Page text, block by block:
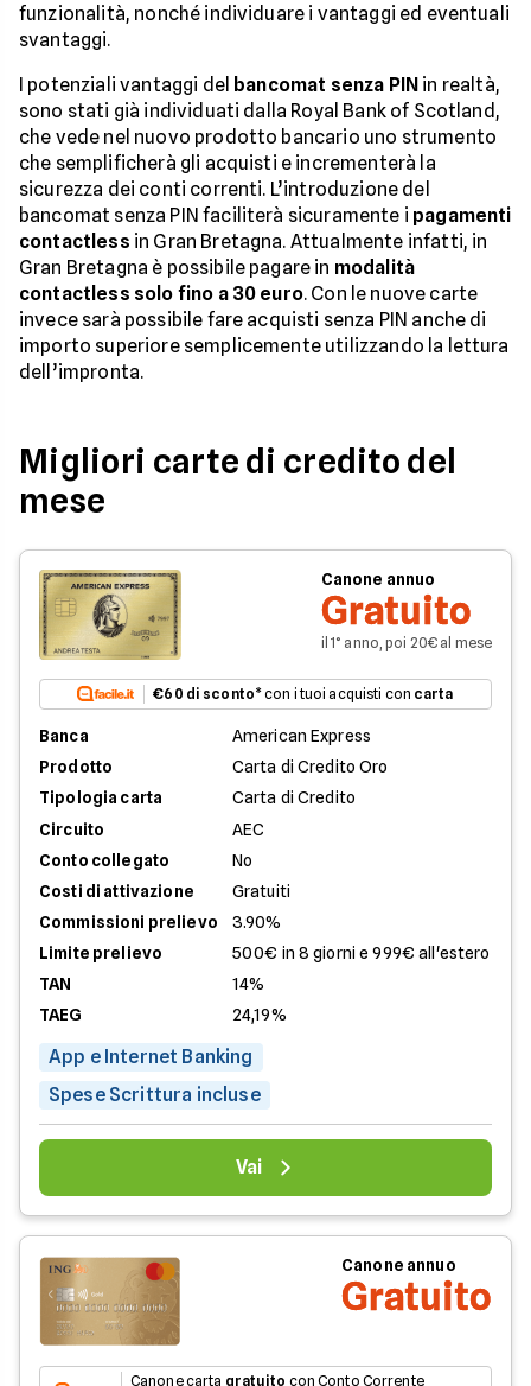
funzionalità, nonché individuare i vantaggi ed eventuali
svantaggi.
I potenziali vantaggi del bancomat senza PIN in realtà,
sono stati già individuati dalla Royal Bank of Scotland,
che vede nel nuovo prodotto bancario uno strumento
che semplificherà gli acquisti e incrementerà la
sicurezza dei conti correnti. L’introduzione del
bancomat senza PIN faciliterà sicuramente i pagamenti
contactless in Gran Bretagna. Attualmente infatti, in
Gran Bretagna è possibile pagare in modalità
contactless solo fino a 30 euro. Con le nuove carte
invece sarà possibile fare acquisti senza PIN anche di
importo superiore semplicemente utilizzando la lettura
dell’impronta.
Migliori carte di credito del
mese
Canone annuo
Gratuito
il 1° anno, poi 20€ al mese
€60 di sconto* con i tuoi acquisti con carta
Banca
American Express
Prodotto
Carta di Credito Oro
Tipologia carta
Carta di Credito
Circuito
AEC
Conto collegato
No
Costi di attivazione
Gratuiti
Commissioni prelievo
3.90%
Limite prelievo
500€ in 8 giorni e 999€ all'estero
TAN
14%
TAEG
24,19%
App e Internet Banking
Spese Scrittura incluse
Vai
Canone annuo
Gratuito
Canone carta gratuito con Conto Corrente